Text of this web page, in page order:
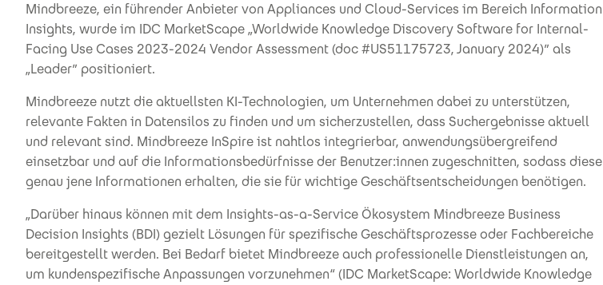
Mindbreeze, ein führender Anbieter von Appliances und Cloud-Services im Bereich Information
Insights, wurde im IDC MarketScape „Worldwide Knowledge Discovery Software for Internal-
Facing Use Cases 2023-2024 Vendor Assessment (doc #US51175723, January 2024)” als
„Leader” positioniert.
Mindbreeze nutzt die aktuellsten KI-Technologien, um Unternehmen dabei zu unterstützen,
relevante Fakten in Datensilos zu finden und um sicherzustellen, dass Suchergebnisse aktuell
und relevant sind. Mindbreeze InSpire ist nahtlos integrierbar, anwendungsübergreifend
einsetzbar und auf die Informationsbedürfnisse der Benutzer:innen zugeschnitten, sodass diese
genau jene Informationen erhalten, die sie für wichtige Geschäftsentscheidungen benötigen.
„Darüber hinaus können mit dem Insights-as-a-Service Ökosystem Mindbreeze Business
Decision Insights (BDI) gezielt Lösungen für spezifische Geschäftsprozesse oder Fachbereiche
bereitgestellt werden. Bei Bedarf bietet Mindbreeze auch professionelle Dienstleistungen an,
um kundenspezifische Anpassungen vorzunehmen“ (IDC MarketScape: Worldwide Knowledge